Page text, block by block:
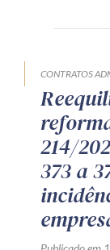
CONTRATOS
214/
373 a